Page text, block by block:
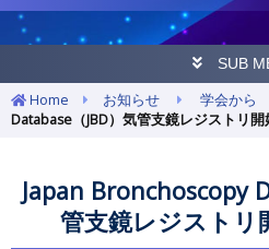
SUB
Home お知らせ 学会から
Database（JBD）気管支鏡レジストリ
Japan Bronchoscopy
管支鏡レジストリ